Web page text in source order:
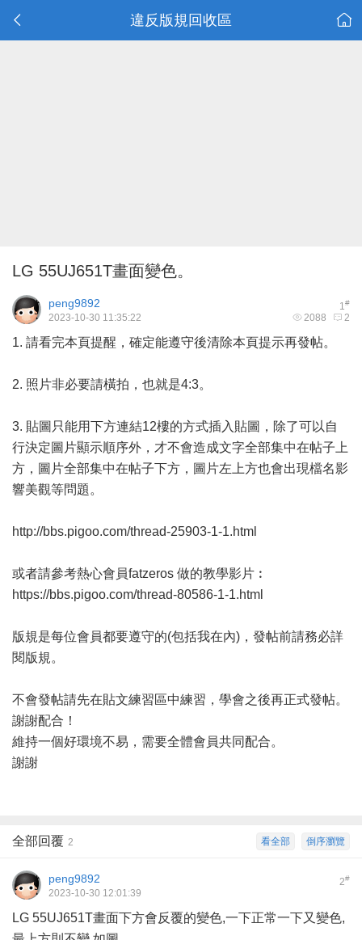
違反版規回收區
LG 55UJ651T畫面變色。
1#
peng9892
2088 2
2023-10-30 11:35:22
1. 請看完本頁提醒，確定能遵守後清除本頁提示再發帖。
2. 照片非必要請橫拍，也就是4:3。
3. 貼圖只能用下方連結12樓的方式插入貼圖，除了可以自
行決定圖片顯示順序外，才不會造成文字全部集中在帖子上
方，圖片全部集中在帖子下方，圖片左上方也會出現檔名影
響美觀等問題。
http://bbs.pigoo.com/thread-25903-1-1.html
或者請參考熱心會員fatzeros 做的教學影片︰
https://bbs.pigoo.com/thread-80586-1-1.html
版規是每位會員都要遵守的(包括我在內)，發帖前請務必詳
閱版規。
不會發帖請先在貼文練習區中練習，學會之後再正式發帖。
謝謝配合！
維持一個好環境不易，需要全體會員共同配合。
謝謝
倒序瀏覽
看全部
全部回覆 2
2#
peng9892
2023-10-30 12:01:39
LG 55UJ651T畫面下方會反覆的變色,一下正常一下又變色,